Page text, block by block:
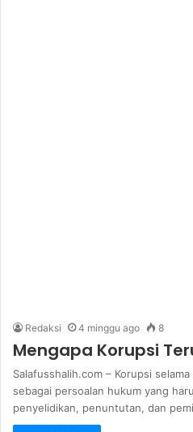
Redaksi 4 minggu ago 8
Mengapa Korupsi
Salafusshalih.com – Korupsi
sebagai persoalan hukum yang
penyelidikan, penuntutan, dan